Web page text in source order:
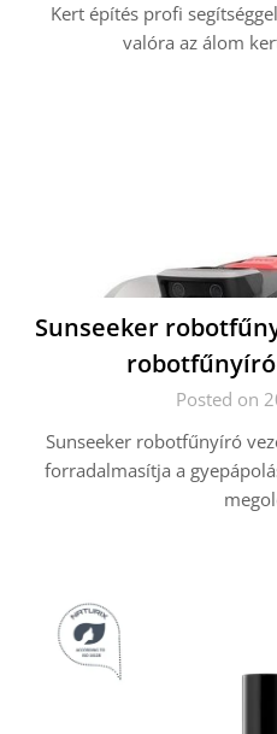
Kert építés profi
valóra az álom
Sunseeker
Posted on
Sunseeker robotfűnyíró
forradalmasítja a